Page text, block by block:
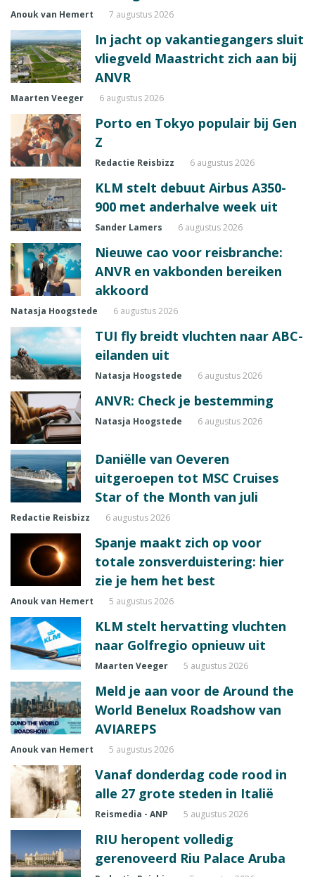
Anouk van Hemert 7 augustus 2026
In jacht op vakantiegangers sluit
vliegveld Maastricht zich aan bij
ANVR
Maarten Veeger 6 augustus 2026
Porto en Tokyo populair bij Gen
Z
Redactie Reisbizz 6 augustus 2026
KLM stelt debuut Airbus A350-
900 met anderhalve week uit
Sander Lamers 6 augustus 2026
Nieuwe cao voor reisbranche:
ANVR en vakbonden bereiken
akkoord
Natasja Hoogstede 6 augustus 2026
TUI fly breidt vluchten naar ABC-
eilanden uit
Natasja Hoogstede 6 augustus 2026
ANVR: Check je bestemming
Natasja Hoogstede 6 augustus 2026
Daniëlle van Oeveren
uitgeroepen tot MSC Cruises
Star of the Month van juli
Redactie Reisbizz 6 augustus 2026
Spanje maakt zich op voor
totale zonsverduistering: hier
zie je hem het best
Anouk van Hemert 5 augustus 2026
KLM stelt hervatting vluchten
naar Golfregio opnieuw uit
Maarten Veeger 5 augustus 2026
Meld je aan voor de Around the
World Benelux Roadshow van
AVIAREPS
Anouk van Hemert 5 augustus 2026
Vanaf donderdag code rood in
alle 27 grote steden in Italië
Reismedia - ANP 5 augustus 2026
RIU heropent volledig
gerenoveerd Riu Palace Aruba